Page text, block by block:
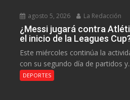
agosto 5, 2026 La Redacción
¿Messi jugará contra
el inicio de la Leagues
Este miércoles continúa la
con su segundo día de partidos
DEPORTES